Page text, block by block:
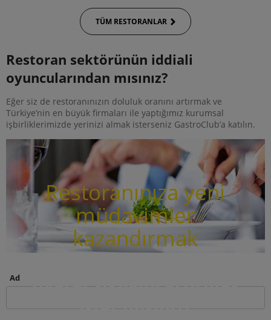
Restoranınıza yeni
müdavimler
kazandırmak
ziyaret sıklığını artırmak
ister misiniz?
TÜM RESTORANLAR
Restoran sektörünün iddiali
oyuncularından mısınız?
Eğer siz de restoranınızın doluluk oranını artırmak ve
Türkiye’nin en büyük firmaları ile yaptığımız kurumsal
işbirliklerimizde yerinizi almak isterseniz GastroClub’a katılın.
Ad